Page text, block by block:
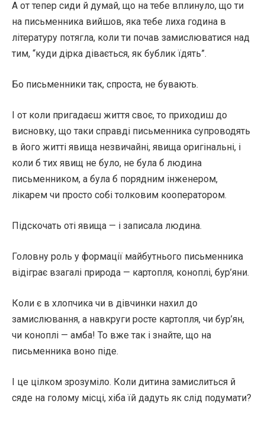
А от тепер сиди й думай, що на тебе вплинуло, що ти
на письменника вийшов, яка тебе лиха година в
літературу потягла, коли ти почав замислюватися над
тим, “куди дірка дівається, як бублик їдять”.
Бо письменники так, спроста, не бувають.
І от коли пригадаєш життя своє, то приходиш до
висновку, що таки справді письменника супроводять
в його житті явища незвичайні, явища оригінальні, і
коли б тих явищ не було, не була б людина
письменником, а була б порядним інженером,
лікарем чи просто собі толковим кооператором.
Підскочать оті явища — і записала людина.
Головну роль у формації майбутнього письменника
відіграє взагалі природа — картопля, коноплі, бур’яни.
Коли є в хлопчика чи в дівчинки нахил до
замислювання, а навкруги росте картопля, чи бур’ян,
чи коноплі — амба! То вже так і знайте, що на
письменника воно піде.
І це цілком зрозуміло. Коли дитина замислиться й
сяде на голому місці, хіба їй дадуть як слід подумати?